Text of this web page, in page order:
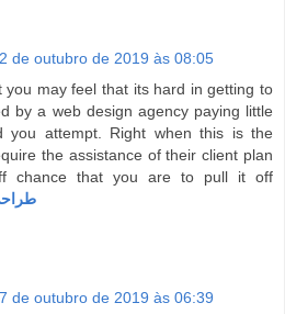
2 de outubro de 2019 às 08:05
you may feel that its hard in getting to
by a web design agency paying little
you attempt. Right when this is the
the assistance of their client plan
chance that you are to pull it off
7 de outubro de 2019 às 06:39